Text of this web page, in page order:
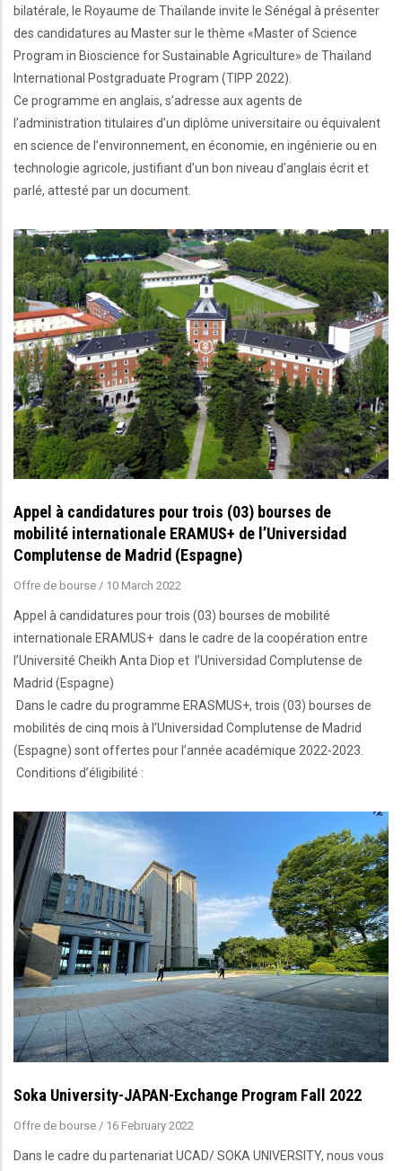
bilatérale, le Royaume de Thaïlande invite le Sénégal à présenter
des candidatures au Master sur le thème «Master of Science
Program in Bioscience for Sustainable Agriculture» de Thaïland
International Postgraduate Program (TIPP 2022).
Ce programme en anglais, s’adresse aux agents de
l’administration titulaires d’un diplôme universitaire ou équivalent
en science de l’environnement, en économie, en ingénierie ou en
technologie agricole, justifiant d’un bon niveau d’anglais écrit et
parlé, attesté par un document.
Appel à candidatures pour trois (03) bourses de
mobilité internationale ERAMUS+ de l’Universidad
Complutense de Madrid (Espagne)
Offre de bourse / 10 March 2022
Appel à candidatures pour trois (03) bourses de mobilité
internationale ERAMUS+ dans le cadre de la coopération entre
l’Université Cheikh Anta Diop et l’Universidad Complutense de
Madrid (Espagne)
Dans le cadre du programme ERASMUS+, trois (03) bourses de
mobilités de cinq mois à l’Universidad Complutense de Madrid
(Espagne) sont offertes pour l’année académique 2022-2023.
Conditions d’éligibilité :
Soka University-JAPAN-Exchange Program Fall 2022
Offre de bourse / 16 February 2022
Dans le cadre du partenariat UCAD/ SOKA UNIVERSITY, nous vous